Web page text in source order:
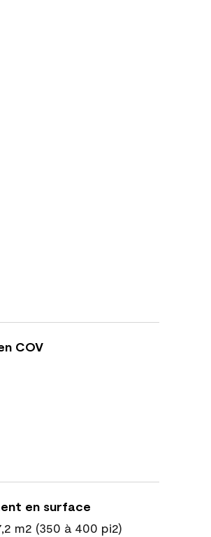
COV
en surface
m2 (350 à 400 pi2)